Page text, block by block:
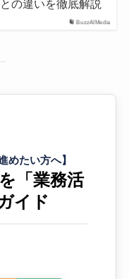
BuzzAIMedia
の違いを徹底解説
めたい方へ】
「業務活
イド